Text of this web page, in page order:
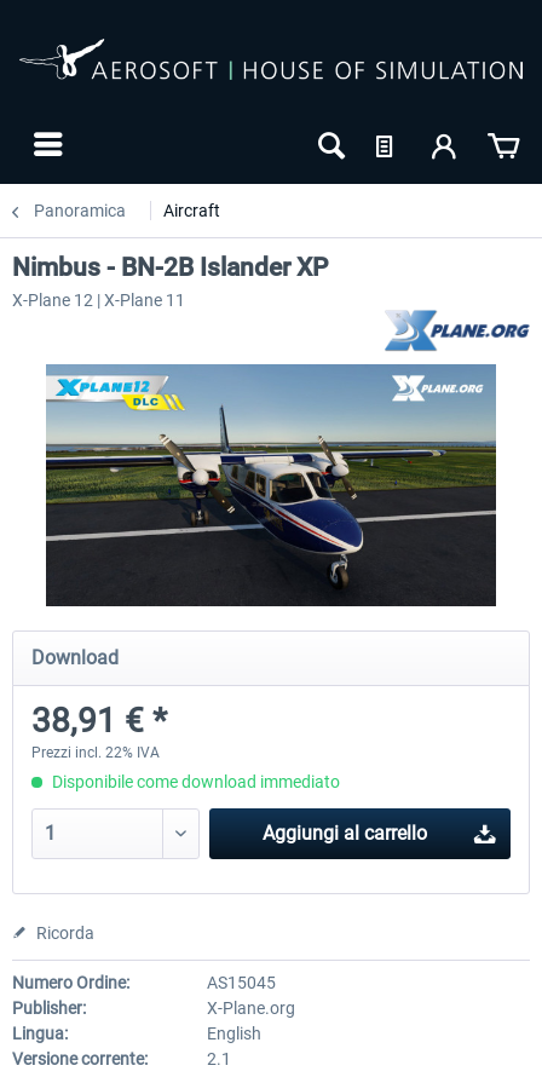
Panoramica Aircraft
Diamond DA-62
38,91 € *
Cessna 208 Grand Caravan
Nimbus - BN-2B Islander XP
X-Plane 12 | X-Plane 11
Download
38,91 € *
Prezzi incl. 22% IVA
Disponibile come download immediato
Aggiungi al carrello
Ricorda
Numero Ordine:
AS15045
Publisher:
X-Plane.org
Lingua:
English
Versione corrente:
2.1